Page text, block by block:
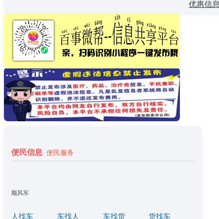
优惠信
便民信息 便民服务
顺风车
人找车 车找人 车找货 货找车